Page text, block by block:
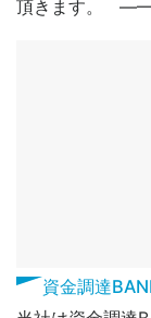
頂きます。
資金調達